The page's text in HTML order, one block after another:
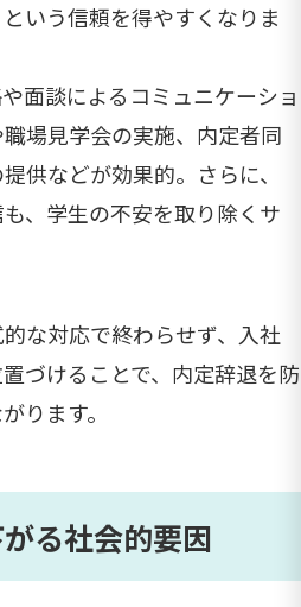
いう信頼を得やすくなりま
面談によるコミュニケーショ
場見学会の実施、内定者同
供などが効果的。さらに、
、学生の不安を取り除くサ
な対応で終わらせず、入社
づけることで、内定辞退を防
ります。
る社会的要因